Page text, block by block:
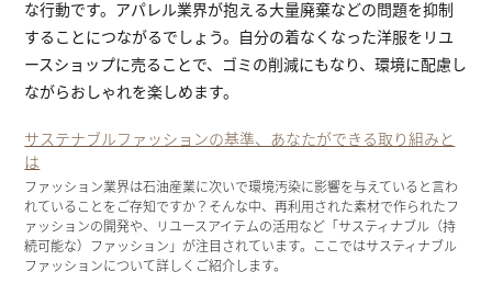
な行動です。アパレル業界が抱える大量廃棄などの問題を抑制
することにつながるでしょう。自分の着なくなった洋服をリユ
ースショップに売ることで、ゴミの削減にもなり、環境に配慮し
ながらおしゃれを楽しめます。
サステナブルファッションの基準、あなたができる取り組みと
は
ファッション業界は石油産業に次いで環境汚染に影響を与えていると言わ
れていることをご存知ですか？そんな中、再利用された素材で作られたフ
ァッションの開発や、リユースアイテムの活用など「サスティナブル（持
続可能な）ファッション」が注目されています。ここではサスティナブル
ファッションについて詳しくご紹介します。